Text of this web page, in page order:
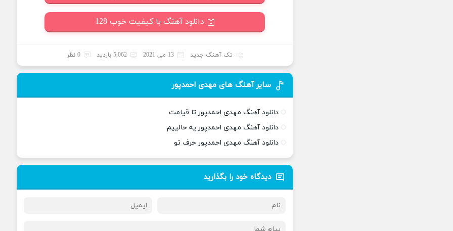
دانلود آهنگ با کیفیت خوب 128
تک آهنگ جدید 13 می 2021 5,062 بازدید 0 نظر
سایر آهنگ های مهدی احمدپور
دانلود آهنگ مهدی احمدپور تا قیامت
دانلود آهنگ مهدی احمدپور یه حالییم
دانلود آهنگ مهدی احمدپور حرف تو
دیدگاه خود را بگذارید